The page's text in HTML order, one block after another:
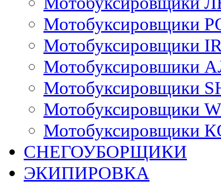
Мотобуксировщики
Мотобуксировщики
Мотобуксировшики
Мотобуксировщики
Мотобуксировщики
Мотобуксировщики
СНЕГОУБОРЩИКИ
ЭКИПИРОВКА